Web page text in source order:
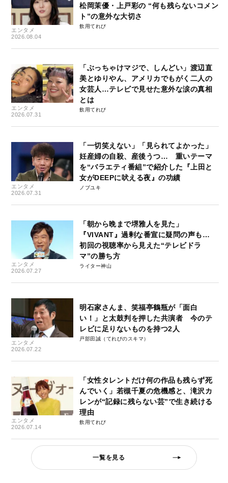
エンタメ
2026.08.04
松岡茉優・上戸彩の “何も残らないコメン
ト”の意外な大切さ
飲用てれび
エンタメ
2026.07.31
「ぶっちゃけマジで、しんどい」渡辺直
美とゆりやん、アメリカでもがく二人の
女芸人…テレビで見せた意外な涙の真相
とは
飲用てれび
エンタメ
2026.07.31
「一切笑えない」「見られてよかった」
妊産婦の自殺、産後うつ… 重いテーマ
を“バラエティ番組”で紹介した『上田と
女がDEEPに吠える夜』の功績
ノブユキ
エンタメ
2026.07.27
「朝から晩まで堺雅人を見た」
『VIVANT』過剰な番宣に疑問の声も…
初回の視聴率から見えた“テレビドラ
マ”の勝ち方
ライター神山
エンタメ
2026.07.22
明石家さんま、笑福亭鶴瓶が「面白
い！」と太鼓判を押した共演者 今のテ
レビに足りないものを持つ2人
戸部田誠（てれびのスキマ）
エンタメ
2026.07.14
「女性タレントだけ何の作品も残らず死
んでいく」若槻千夏の危機感と、滝沢カ
レンが“記録に残らない芸”で生き続ける
理由
飲用てれび
一覧を見る